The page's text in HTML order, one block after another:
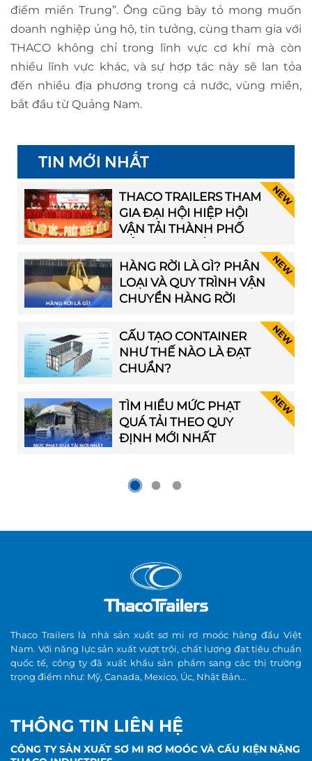
điểm miền Trung”. Ông cũng bày tỏ mong muốn
doanh nghiệp ủng hộ, tin tưởng, cùng tham gia với
THACO không chỉ trong lĩnh vực cơ khí mà còn
nhiều lĩnh vực khác, và sự hợp tác này sẽ lan tỏa
đến nhiều địa phương trong cả nước, vùng miền,
bắt đầu từ Quảng Nam.
TIN MỚI NHẤT
THACO TRAILERS THAM
GIA ĐẠI HỘI HIỆP HỘI
VẬN TẢI THÀNH PHỐ
HÀNG RỜI LÀ GÌ? PHÂN
LOẠI VÀ QUY TRÌNH VẬN
CHUYỂN HÀNG RỜI
CẤU TẠO CONTAINER
NHƯ THẾ NÀO LÀ ĐẠT
CHUẨN?
TÌM HIỂU MỨC PHẠT
QUÁ TẢI THEO QUY
ĐỊNH MỚI NHẤT
Thaco Trailers là nhà sản xuất sơ mi rơ moóc hàng đầu Việt
Nam. Với năng lực sản xuất vượt trội, chất lượng đạt tiêu chuẩn
quốc tế, công ty đã xuất khẩu sản phẩm sang các thị trường
trọng điểm như: Mỹ, Canada, Mexico, Úc, Nhật Bản...
THÔNG TIN LIÊN HỆ
CÔNG TY SẢN XUẤT SƠ MI RƠ MOÓC VÀ CẤU KIỆN NẶNG